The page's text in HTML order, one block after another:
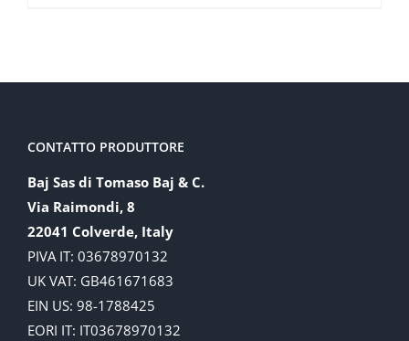
CONTATTO PRODUTTORE
Baj Sas di Tomaso Baj & C.
Via Raimondi, 8
22041 Colverde, Italy
PIVA IT: 03678970132
UK VAT: GB461671683
EIN US: 98-1788425
EORI IT: IT03678970132